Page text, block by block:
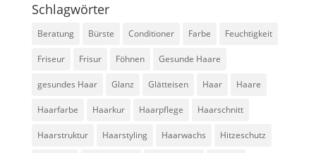
Schlagwörter
Beratung Bürste Conditioner Farbe Feuchtigkeit
Friseur Frisur Föhnen Gesunde Haare
gesundes Haar Glanz Glätteisen Haar Haare
Haarfarbe Haarkur Haarpflege Haarschnitt
Haarstruktur Haarstyling Haarwachs Hitzeschutz